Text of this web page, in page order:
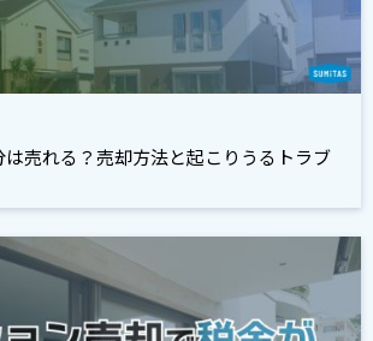
売れる？売却方法と起こりうるトラブ